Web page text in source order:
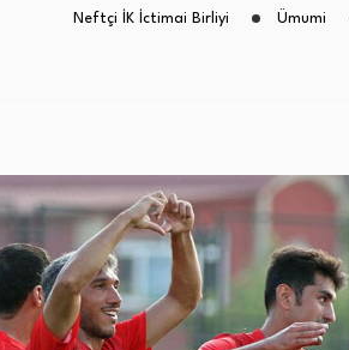
Neftçi İK İctimai Birliyi Ümumi